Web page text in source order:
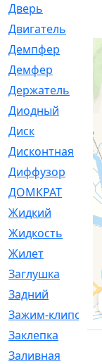
Дверь
Двигатель
Демпфер
Демфер
Держатель
Диодный
Диск
Дисконтная
Диффузор
ДОМКРАТ
Жидкий
Жидкость
Жилет
Заглушка
Задний
Зажим-клипса
Заклепка
Заливная